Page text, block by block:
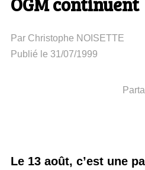
Par Christophe NOISETTE
Publié le 31/07/1999
Le 13 août, c’est une